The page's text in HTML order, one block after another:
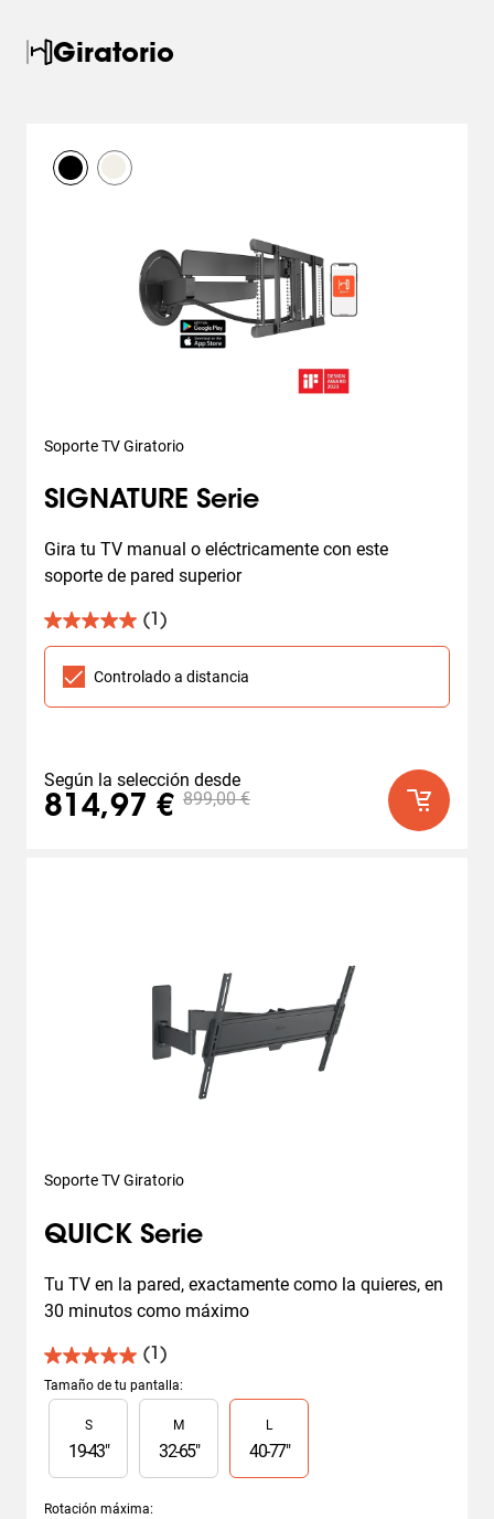
Giratorio
Soporte TV Giratorio
SIGNATURE Serie
Gira tu TV manual o eléctricamente con este
soporte de pared superior
(1)
5.0
de
estrellas.
1
Controlado a distancia
Según la selección desde
814,97 € 899,00 €
Soporte TV Giratorio
QUICK Serie
Tu TV en la pared, exactamente como la quieres, en
30 minutos como máximo
(1)
5.0
de
5
estrellas.
reseña
Tamaño de tu pantalla:
Slide 1 of 3
S
19-43"
M
32-65"
L
40-77"
Rotación máxima: